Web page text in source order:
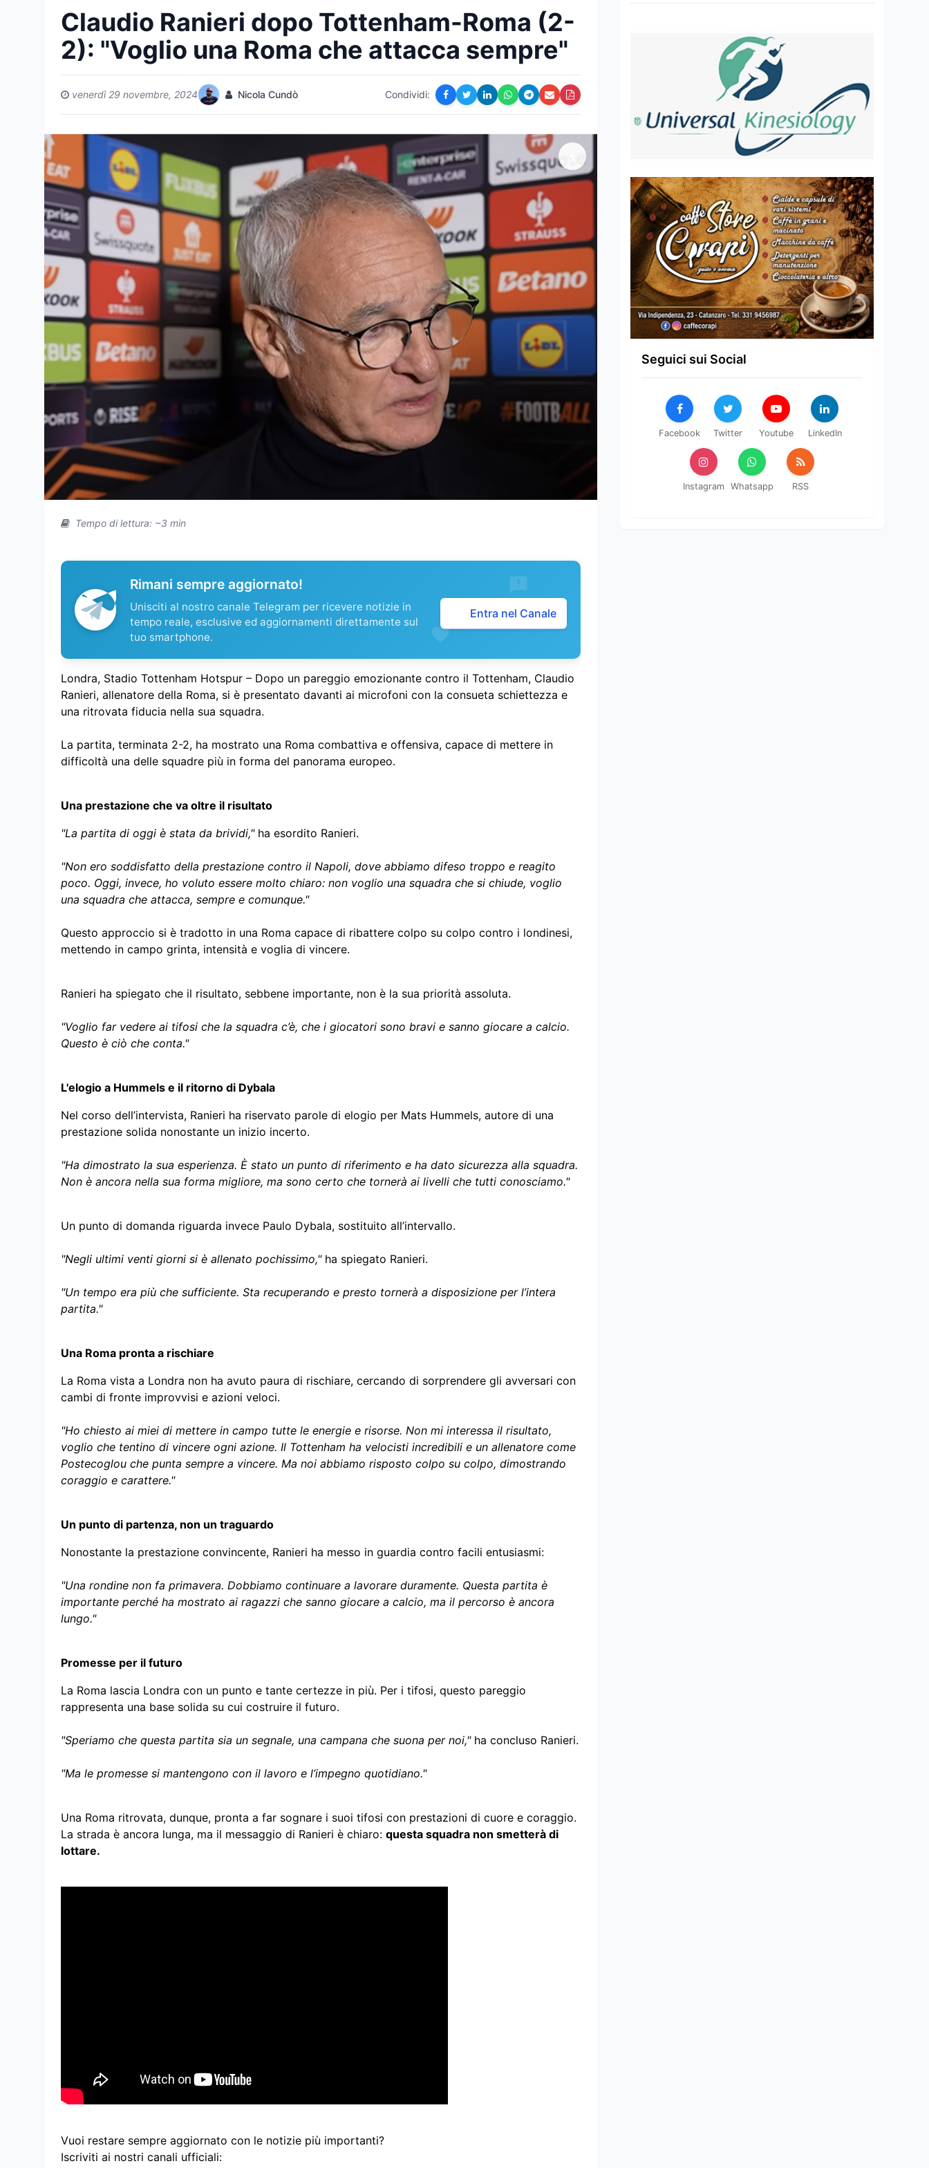
Claudio Ranieri dopo Tottenham-Roma (2-
2): "Voglio una Roma che attacca sempre"
venerdì 29 novembre, 2024 Nicola Cundò Condividi:
Tempo di lettura: ~3 min
Rimani sempre aggiornato!
Unisciti al nostro canale Telegram per ricevere notizie in
tempo reale, esclusive ed aggiornamenti direttamente sul
tuo smartphone.
Entra nel Canale
Londra, Stadio Tottenham Hotspur – Dopo un pareggio emozionante contro il Tottenham, Claudio
Ranieri, allenatore della Roma, si è presentato davanti ai microfoni con la consueta schiettezza e
una ritrovata fiducia nella sua squadra.
La partita, terminata 2-2, ha mostrato una Roma combattiva e offensiva, capace di mettere in
difficoltà una delle squadre più in forma del panorama europeo.
Una prestazione che va oltre il risultato
"La partita di oggi è stata da brividi,"ha esordito Ranieri.
"Non ero soddisfatto della prestazione contro il Napoli, dove abbiamo difeso troppo e reagito
poco. Oggi, invece, ho voluto essere molto chiaro: non voglio una squadra che si chiude, voglio
una squadra che attacca, sempre e comunque."
Questo approccio si è tradotto in una Roma capace di ribattere colpo su colpo contro i londinesi,
mettendo in campo grinta, intensità e voglia di vincere.
Ranieri ha spiegato che il risultato, sebbene importante, non è la sua priorità assoluta.
"Voglio far vedere ai tifosi che la squadra c’è, che i giocatori sono bravi e sanno giocare a calcio.
Questo è ciò che conta."
L'elogio a Hummels e il ritorno di Dybala
Nel corso dell’intervista, Ranieri ha riservato parole di elogio per Mats Hummels, autore di una
prestazione solida nonostante un inizio incerto.
"Ha dimostrato la sua esperienza. È stato un punto di riferimento e ha dato sicurezza alla squadra.
Non è ancora nella sua forma migliore, ma sono certo che tornerà ai livelli che tutti conosciamo."
Un punto di domanda riguarda invece Paulo Dybala, sostituito all’intervallo.
"Negli ultimi venti giorni si è allenato pochissimo,"ha spiegato Ranieri.
"Un tempo era più che sufficiente. Sta recuperando e presto tornerà a disposizione per l’intera
partita."
Una Roma pronta a rischiare
La Roma vista a Londra non ha avuto paura di rischiare, cercando di sorprendere gli avversari con
cambi di fronte improvvisi e azioni veloci.
"Ho chiesto ai miei di mettere in campo tutte le energie e risorse. Non mi interessa il risultato,
voglio che tentino di vincere ogni azione. Il Tottenham ha velocisti incredibili e un allenatore come
Postecoglou che punta sempre a vincere. Ma noi abbiamo risposto colpo su colpo, dimostrando
coraggio e carattere."
Un punto di partenza, non un traguardo
Nonostante la prestazione convincente, Ranieri ha messo in guardia contro facili entusiasmi:
"Una rondine non fa primavera. Dobbiamo continuare a lavorare duramente. Questa partita è
importante perché ha mostrato ai ragazzi che sanno giocare a calcio, ma il percorso è ancora
lungo."
Promesse per il futuro
La Roma lascia Londra con un punto e tante certezze in più. Per i tifosi, questo pareggio
rappresenta una base solida su cui costruire il futuro.
"Speriamo che questa partita sia un segnale, una campana che suona per noi,"ha concluso Ranieri.
"Ma le promesse si mantengono con il lavoro e l’impegno quotidiano."
Una Roma ritrovata, dunque, pronta a far sognare i suoi tifosi con prestazioni di cuore e coraggio.
La strada è ancora lunga, ma il messaggio di Ranieri è chiaro: questa squadra non smetterà di
lottare.
Vuoi restare sempre aggiornato con le notizie più importanti?
Iscriviti ai nostri canali ufficiali:
Seguici sui Social
Facebook Twitter Youtube LinkedIn
Instagram Whatsapp RSS